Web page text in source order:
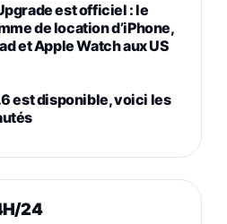
est officiel : le
de location d’iPhone,
et Apple Watch aux US
est disponible, voici les
24